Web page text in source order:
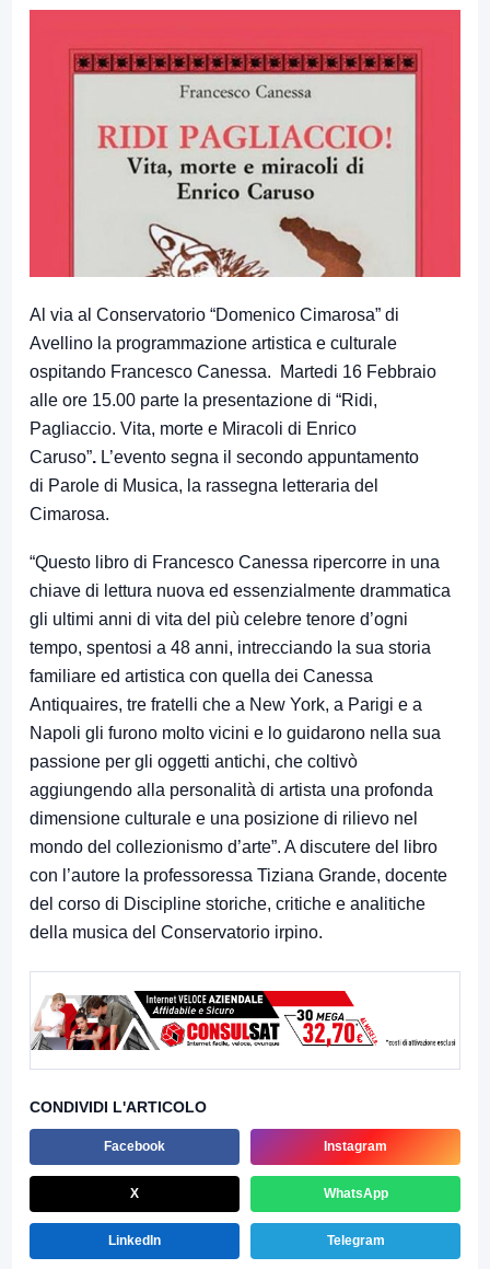
Al via al Conservatorio “Domenico Cimarosa” di
Avellino la programmazione artistica e culturale
ospitando Francesco Canessa. Martedi 16 Febbraio
alle ore 15.00 parte la presentazione di “Ridi,
Pagliaccio. Vita, morte e Miracoli di Enrico
Caruso”. L’evento segna il secondo appuntamento
di Parole di Musica, la rassegna letteraria del
Cimarosa.
“Questo libro di Francesco Canessa ripercorre in una
chiave di lettura nuova ed essenzialmente drammatica
gli ultimi anni di vita del più celebre tenore d’ogni
tempo, spentosi a 48 anni, intrecciando la sua storia
familiare ed artistica con quella dei Canessa
Antiquaires, tre fratelli che a New York, a Parigi e a
Napoli gli furono molto vicini e lo guidarono nella sua
passione per gli oggetti antichi, che coltivò
aggiungendo alla personalità di artista una profonda
dimensione culturale e una posizione di rilievo nel
mondo del collezionismo d’arte”. A discutere del libro
con l’autore la professoressa Tiziana Grande, docente
del corso di Discipline storiche, critiche e analitiche
della musica del Conservatorio irpino.
CONDIVIDI L'ARTICOLO
Facebook Instagram
X WhatsApp
LinkedIn Telegram